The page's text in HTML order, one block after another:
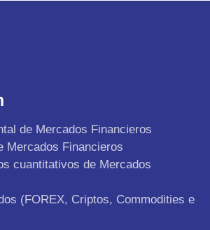
de Mercados Financieros
Mercados Financieros
cuantitativos de Mercados
(FOREX, Criptos, Commodities e